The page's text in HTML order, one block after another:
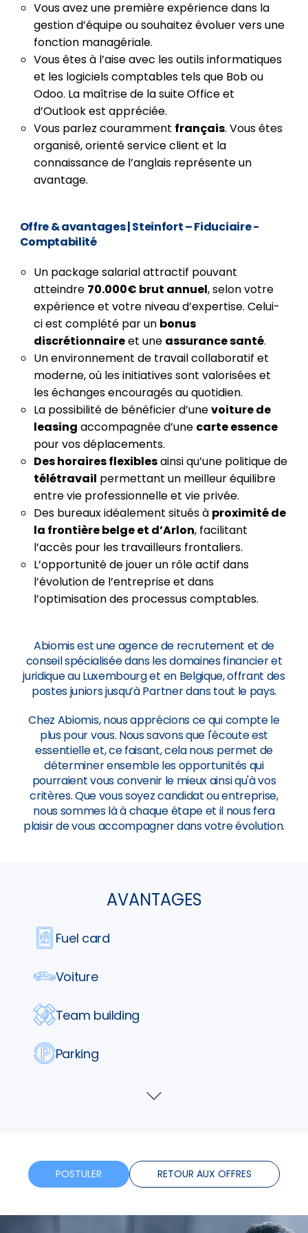
Vous avez une première expérience dans la
gestion d’équipe ou souhaitez évoluer vers une
fonction managériale.
Vous êtes à l’aise avec les outils informatiques
et les logiciels comptables tels que Bob ou
Odoo. La maîtrise de la suite Office et
d’Outlook est appréciée.
Vous parlez couramment français. Vous êtes
organisé, orienté service client et la
connaissance de l’anglais représente un
avantage.
Offre & avantages | Steinfort – Fiduciaire -
Comptabilité
Un package salarial attractif pouvant
atteindre 70.000€ brut annuel, selon votre
expérience et votre niveau d’expertise. Celui-
ci est complété par un bonus
discrétionnaireet une assurance santé.
Un environnement de travail collaboratif et
moderne, où les initiatives sont valorisées et
les échanges encouragés au quotidien.
La possibilité de bénéficier d’unevoiture de
leasing accompagnée d’une carte essence
pour vos déplacements.
Des horaires flexiblesainsi qu’une politique de
télétravail permettant un meilleur équilibre
entre vie professionnelle et vie privée.
Des bureaux idéalement situés à proximité de
la frontière belge et d’Arlon, facilitant
l’accès pour les travailleurs frontaliers.
L’opportunité de jouer un rôle actif dans
l’évolution de l’entreprise et dans
l’optimisation des processus comptables.
Abiomis est une agence de recrutement et de
conseil spécialisée dans les domaines financier et
juridique au Luxembourg et en Belgique, offrant des
postes juniors jusqu’à Partner dans tout le pays.
Chez Abiomis, nous apprécions ce qui compte le
plus pour vous. Nous savons que l'écoute est
essentielle et, ce faisant, cela nous permet de
déterminer ensemble les opportunités qui
pourraient vous convenir le mieux ainsi qu'à vos
critères. Que vous soyez candidat ou entreprise,
nous sommes là à chaque étape et il nous fera
plaisir de vous accompagner dans votre évolution.
AVANTAGES
Fuel card
Voiture
Team building
Parking
Tickets restaurants
Assurance
Voir
POSTULER RETOUR AUX OFFRES